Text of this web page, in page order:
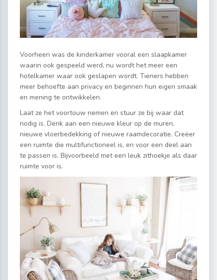
Voorheen was de kinderkamer vooral een slaapkamer
waarin ook gespeeld werd, nu wordt het meer een
hotelkamer waar ook geslapen wordt. Tieners hebben
meer behoefte aan privacy en beginnen hun eigen smaak
en mening te ontwikkelen.
Laat ze het voortouw nemen en stuur ze bij waar dat
nodig is. Denk aan een nieuwe kleur op de muren,
nieuwe vloerbedekking of nieuwe raamdecoratie. Creëer
een ruimte die multifunctioneel is, en voor een deel aan
te passen is. Bijvoorbeeld met een leuk zithoekje als daar
ruimte voor is.